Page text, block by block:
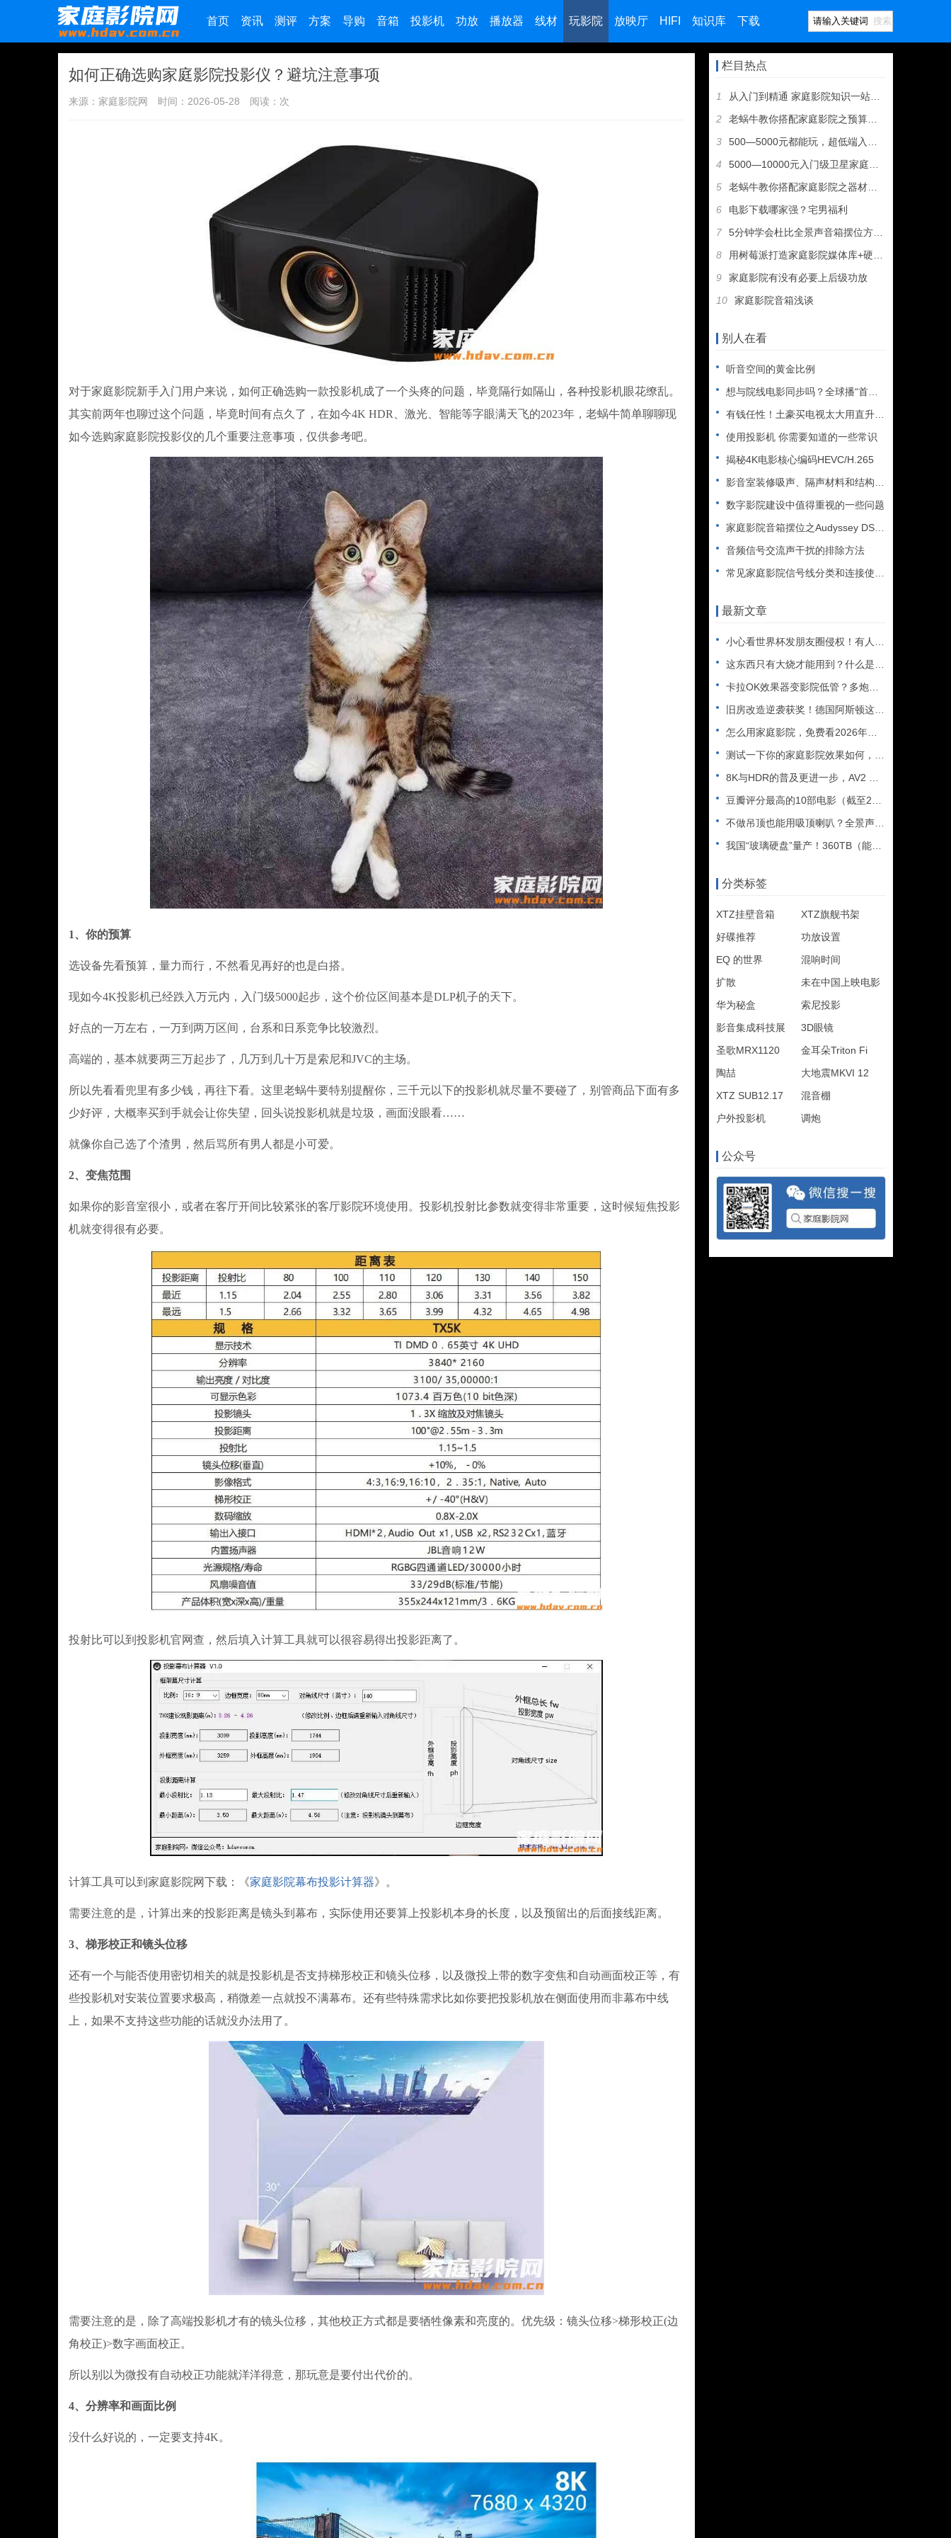
首页 资讯 测评 方案 导购 音箱 投影机 功放 播放器 线材 玩影院 放映厅 HIFI 知识库 下载 搜索
如何正确选购家庭影院投影仪？避坑注意事项
来源：家庭影院网 时间：2026-05-28 阅读： 次
对于家庭影院新手入门用户来说，如何正确选购一款投影机成了一个头疼的问题，毕竟隔行如隔山，各种投影机眼花缭乱。
其实前两年也聊过这个问题，毕竟时间有点久了，在如今4K HDR、激光、智能等字眼满天飞的2023年，老蜗牛简单聊聊现
如今选购家庭影院投影仪的几个重要注意事项，仅供参考吧。
1、你的预算
选设备先看预算，量力而行，不然看见再好的也是白搭。
现如今4K投影机已经跌入万元内，入门级5000起步，这个价位区间基本是DLP机子的天下。
好点的一万左右，一万到两万区间，台系和日系竞争比较激烈。
高端的，基本就要两三万起步了，几万到几十万是索尼和JVC的主场。
所以先看看兜里有多少钱，再往下看。这里老蜗牛要特别提醒你，三千元以下的投影机就尽量不要碰了，别管商品下面有多
少好评，大概率买到手就会让你失望，回头说投影机就是垃圾，画面没眼看……
就像你自己选了个渣男，然后骂所有男人都是小可爱。
2、变焦范围
如果你的影音室很小，或者在客厅开间比较紧张的客厅影院环境使用。投影机投射比参数就变得非常重要，这时候短焦投影
机就变得很有必要。
投射比可以到投影机官网查，然后填入计算工具就可以很容易得出投影距离了。
计算工具可以到家庭影院网下载：《家庭影院幕布投影计算器》。
需要注意的是，计算出来的投影距离是镜头到幕布，实际使用还要算上投影机本身的长度，以及预留出的后面接线距离。
3、梯形校正和镜头位移
还有一个与能否使用密切相关的就是投影机是否支持梯形校正和镜头位移，以及微投上带的数字变焦和自动画面校正等，有
些投影机对安装位置要求极高，稍微差一点就投不满幕布。还有些特殊需求比如你要把投影机放在侧面使用而非幕布中线
上，如果不支持这些功能的话就没办法用了。
需要注意的是，除了高端投影机才有的镜头位移，其他校正方式都是要牺牲像素和亮度的。优先级：镜头位移>梯形校正(边
角校正)>数字画面校正。
所以别以为微投有自动校正功能就洋洋得意，那玩意是要付出代价的。
4、分辨率和画面比例
没什么好说的，一定要支持4K。
栏目热点
1
从入门到精通 家庭影院知识一站式导航
2
老蜗牛教你搭配家庭影院之预算分配
3
500—5000元都能玩，超低端入门级家庭影院音响推荐
4
5000—10000元入门级卫星家庭影院音箱推荐
5
老蜗牛教你搭配家庭影院之器材组成
6
电影下载哪家强？宅男福利
7
5分钟学会杜比全景声音箱摆位方案（图文教程）
8
用树莓派打造家庭影院媒体库+硬盘播放机+无人值守下载机
9
家庭影院有没有必要上后级功放
10
家庭影院音箱浅谈
别人在看
听音空间的黄金比例
想与院线电影同步吗？全球播“首发影院”携DivX,LLC来袭
有钱任性！土豪买电视太大用直升机搬进客厅
使用投影机 你需要知道的一些常识
揭秘4K电影核心编码HEVC/H.265
影音室装修吸声、隔声材料和结构浅说
数字影院建设中值得重视的一些问题
家庭影院音箱摆位之Audyssey DSX标准环绕声设计方案
音频信号交流声干扰的排除方法
常见家庭影院信号线分类和连接使用讲解
最新文章
小心看世界杯发朋友圈侵权！有人被判赔108万
这东西只有大烧才能用到？什么是XLR接口？平衡音频信号线、低
卡拉OK效果器变影院低管？多炮玩家省钱了，内附调音软件免费下
旧房改造逆袭获奖！德国阿斯顿这套7.2.4全景声私人影院太惊
怎么用家庭影院，免费看2026年世界杯直播？
测试一下你的家庭影院效果如何，bobo精选测试片1~3合集
8K与HDR的普及更进一步，AV2 视频编解码器发布
豆瓣评分最高的10部电影（截至2025年）
不做吊顶也能用吸顶喇叭？全景声天空声道安装教程
我国“玻璃硬盘”量产！360TB（能装2.5万部电影），10
分类标签
XTZ挂壁音箱
XTZ旗舰书架
好碟推荐
功放设置
EQ 的世界
混响时间
扩散
未在中国上映电影
华为秘盒
索尼投影
影音集成科技展
3D眼镜
圣歌MRX1120
金耳朵Triton Fi
陶喆
大地震MKVI 12
XTZ SUB12.17
混音棚
户外投影机
调炮
公众号